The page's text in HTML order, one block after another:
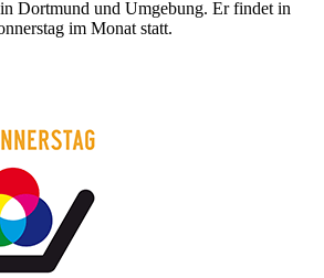
Dortmund und Umgebung. Er findet in
im Monat statt.